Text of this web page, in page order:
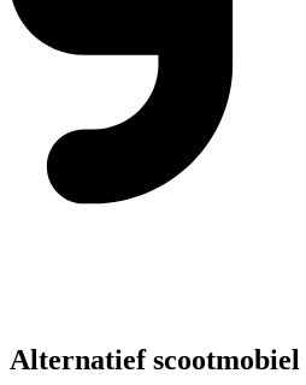
Alternatief scootmobiel